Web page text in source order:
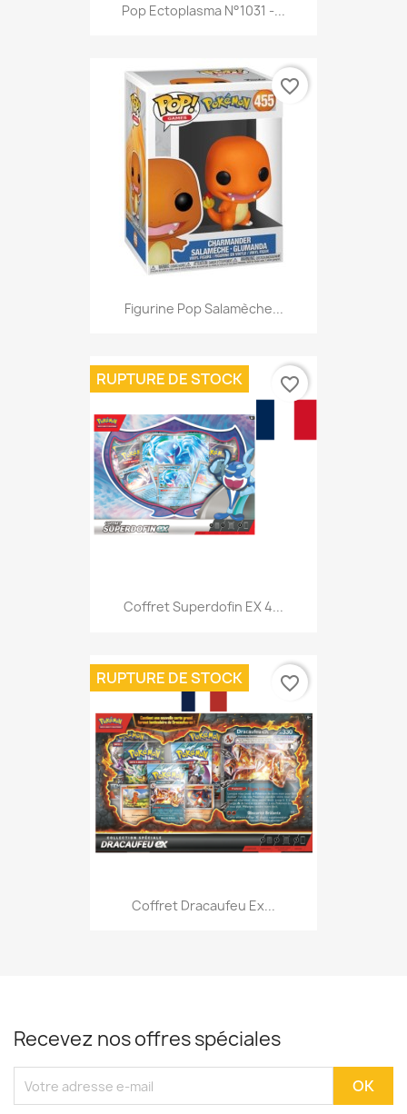
Pop Ectoplasma N°1031 -...
Figurine Pop Salamèche...
favorite_border
Coffret Superdofin EX 4...
RUPTURE DE STOCK favorite_border
Coffret Dracaufeu Ex...
RUPTURE DE STOCK favorite_border
Recevez nos offres spéciales